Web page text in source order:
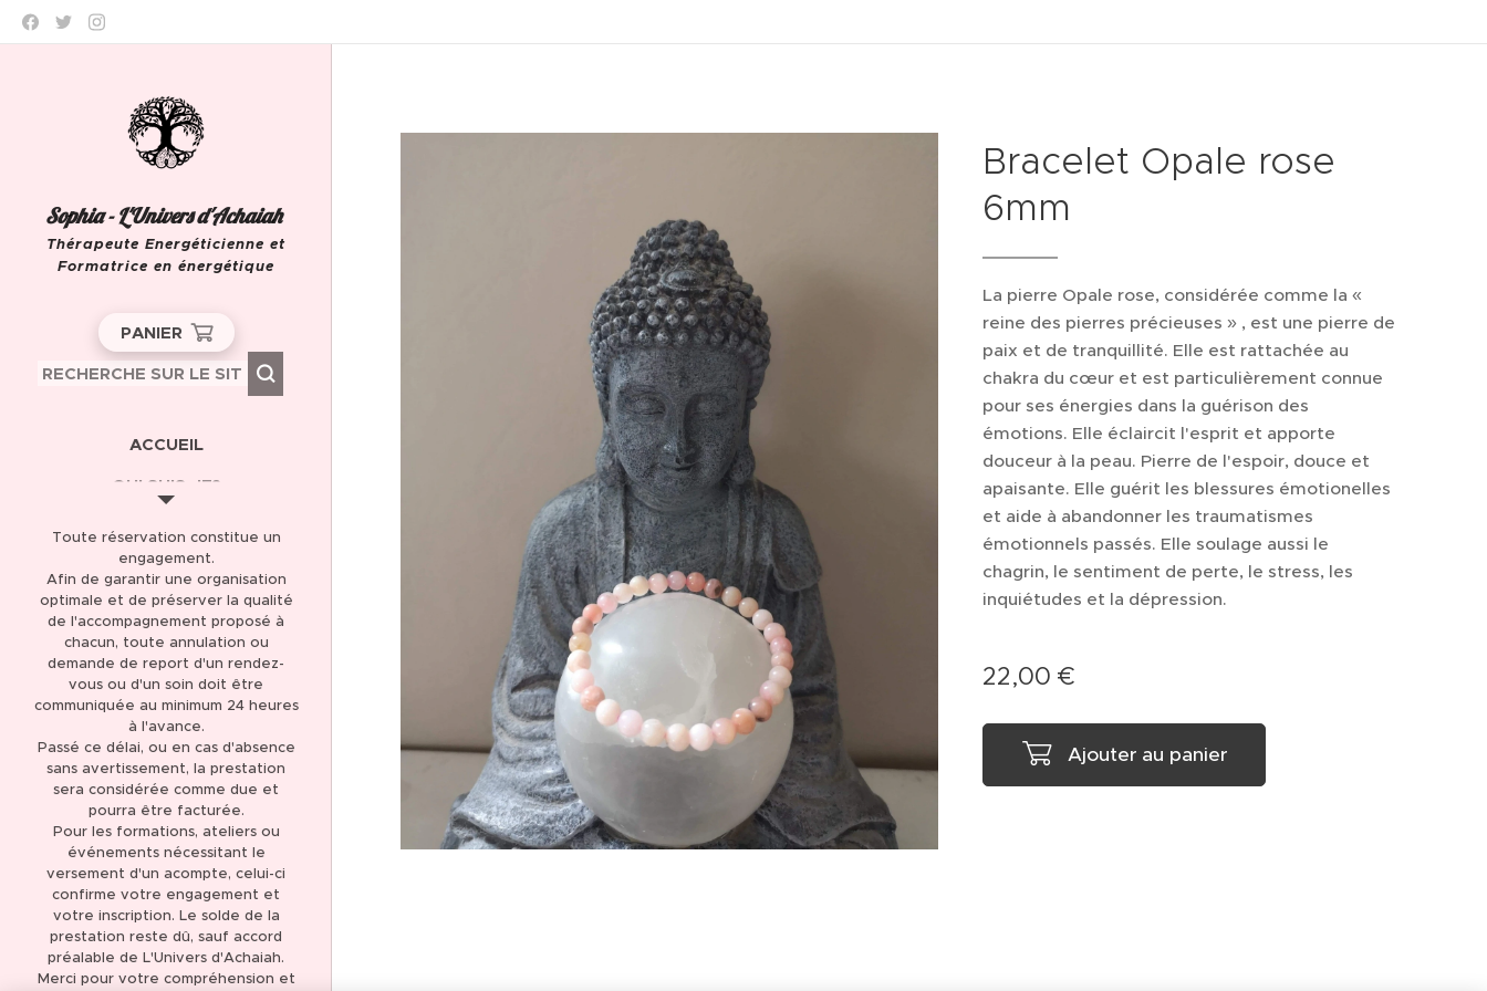
Sophia - L'Univers d'Achaiah
Thérapeute Energéticienne et
Formatrice en énergétique
PANIER
ACCUEIL
QUI SUIS-JE?
AVIS CLIENTS 5,0 *****
(137)
THÉRAPIE ET SOIN
ÉNERGÉTIQUE
LIBÉRATION DES
MÉMOIRES KARMIQUES
LIBÉRATION DES
MÉMOIRES
TRANSGÉNÉRATIONNELLES
FORMATION
MAGNÉTISME ET SOINS
ÉNERGÉTIQUES
FORMATION
CANALISATION
BOUTIQUE EN LIGNE
Bracelet Opale rose
6mm
La pierre Opale rose, considérée comme la «
reine des pierres précieuses » , est une pierre de
paix et de tranquillité. Elle est rattachée au
chakra du cœur et est particulièrement connue
pour ses énergies dans la guérison des
émotions. Elle éclaircit l'esprit et apporte
douceur à la peau. Pierre de l'espoir, douce et
apaisante. Elle guérit les blessures émotionelles
et aide à abandonner les traumatismes
émotionnels passés. Elle soulage aussi le
chagrin, le sentiment de perte, le stress, les
inquiétudes et la dépression.
22,00 €
Ajouter au panier
Toute réservation constitue un
engagement.
Afin de garantir une organisation
optimale et de préserver la qualité
de l'accompagnement proposé à
chacun, toute annulation ou
demande de report d'un rendez-
vous ou d'un soin doit être
communiquée au minimum 24 heures
à l'avance.
Passé ce délai, ou en cas d'absence
sans avertissement, la prestation
sera considérée comme due et
pourra être facturée.
Pour les formations, ateliers ou
événements nécessitant le
versement d'un acompte, celui-ci
confirme votre engagement et
votre inscription. Le solde de la
prestation reste dû, sauf accord
préalable de L'Univers d'Achaiah.
Merci pour votre compréhension et